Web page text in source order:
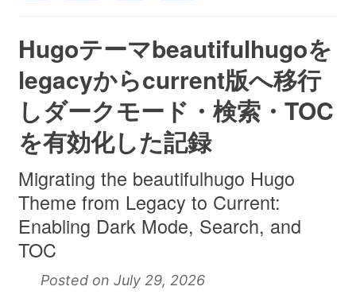
Hugoテーマbeautifulhugoを
legacyからcurrent版へ移行
しダークモード・検索・TOC
を有効化した記録
Migrating the beautifulhugo Hugo
Theme from Legacy to Current:
Enabling Dark Mode, Search, and
TOC
Posted on July 29, 2026